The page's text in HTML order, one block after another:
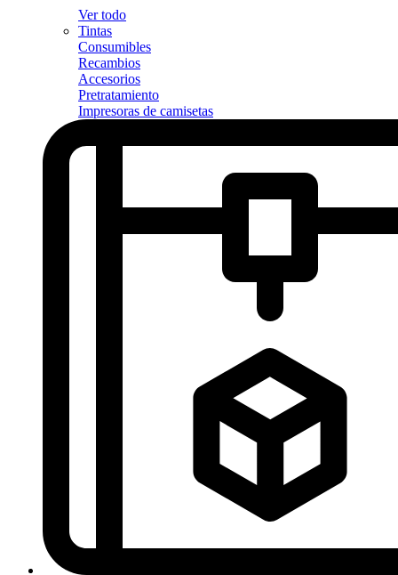
Ver todo
Tintas
Consumibles
Recambios
Accesorios
Pretratamiento
Impresoras de camisetas